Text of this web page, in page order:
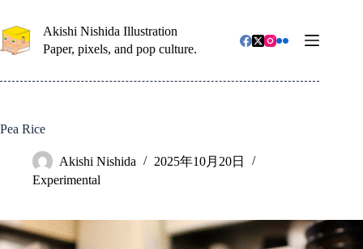
テ
ン
キ
Akishi Nishida Illustration
Paper, pixels, and pop culture.
Pea Rice
Akishi Nishida
2025年10月20日
Experimental